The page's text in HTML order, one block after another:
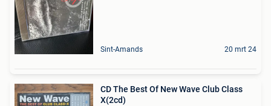
Sint-Amands 20 mrt 24
CD The Best Of New Wave Club Class
X(2cd)